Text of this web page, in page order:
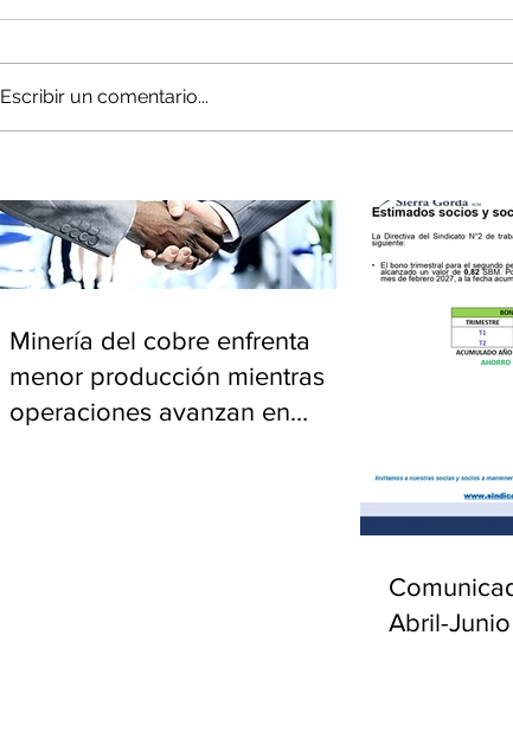
Minería del cobre enfrenta
menor producción mientras
operaciones avanzan en
Abril-
Escribir un comentario...